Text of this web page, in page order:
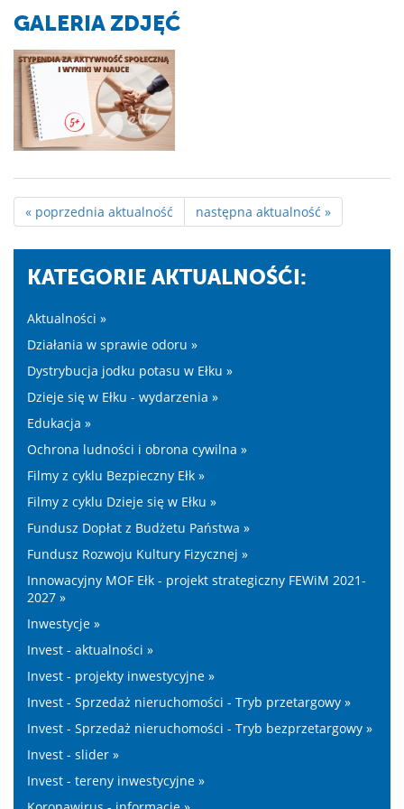
GALERIA ZDJĘĆ
« poprzednia aktualność następna aktualność »
KATEGORIE AKTUALNOŚĆI:
Aktualności »
Działania w sprawie odoru »
Dystrybucja jodku potasu w Ełku »
Dzieje się w Ełku - wydarzenia »
Edukacja »
Ochrona ludności i obrona cywilna »
Filmy z cyklu Bezpieczny Ełk »
Filmy z cyklu Dzieje się w Ełku »
Fundusz Dopłat z Budżetu Państwa »
Fundusz Rozwoju Kultury Fizycznej »
Innowacyjny MOF Ełk - projekt strategiczny FEWiM 2021-
2027 »
Inwestycje »
Invest - aktualności »
Invest - projekty inwestycyjne »
Invest - Sprzedaż nieruchomości - Tryb przetargowy »
Invest - Sprzedaż nieruchomości - Tryb bezprzetargowy »
Invest - slider »
Invest - tereny inwestycyjne »